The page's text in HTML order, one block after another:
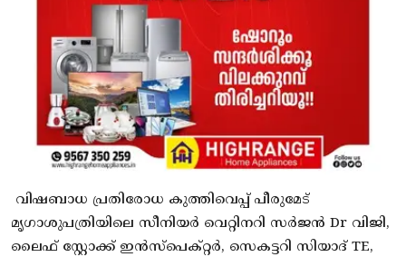
വിഷബാധ പ്രതിരോധ കുത്തിവെപ്പ് പീരുമേട്
മൃഗാശുപത്രിയിലെ സീനിയർ വെറ്റിനറി സർജൻ Dr വിജി,
ലൈഫ് സ്റ്റോക്ക് ഇൻസ്പെക്റ്റർ, സെകട്ടറി സിയാദ് TE,